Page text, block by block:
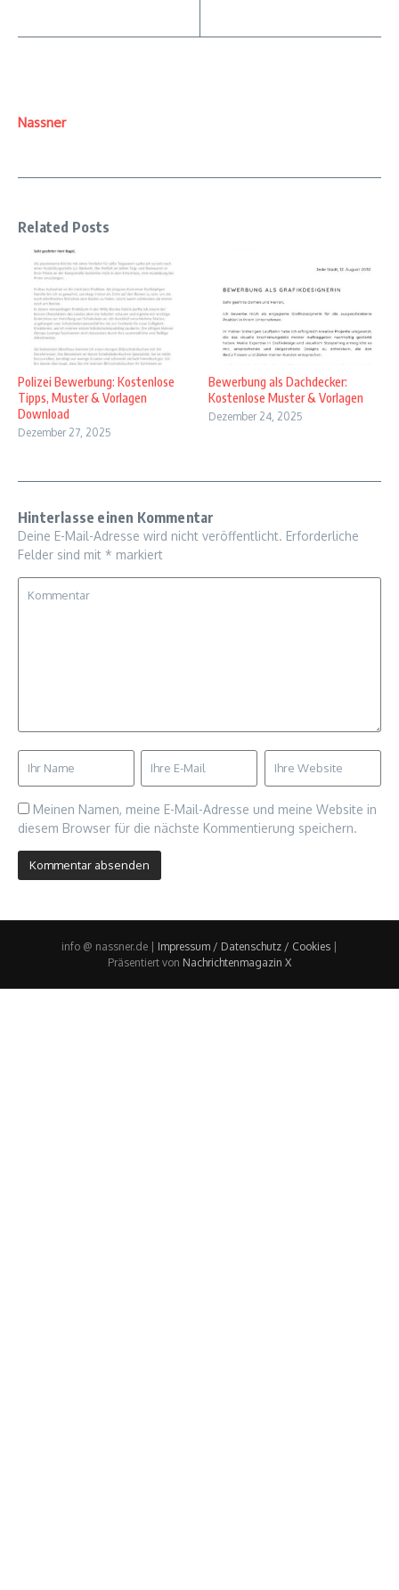
Nassner
Related Posts
Polizei Bewerbung: Kostenlose
Tipps, Muster & Vorlagen
Download
Dezember 27, 2025
Bewerbung als Dachdecker:
Kostenlose Muster & Vorlagen
Dezember 24, 2025
Hinterlasse einen Kommentar
Deine E-Mail-Adresse wird nicht veröffentlicht. Erforderliche
Felder sind mit * markiert
Meinen Namen, meine E-Mail-Adresse und meine Website in
diesem Browser für die nächste Kommentierung speichern.
info @ nassner.de | Impressum / Datenschutz / Cookies |
Präsentiert von Nachrichtenmagazin X